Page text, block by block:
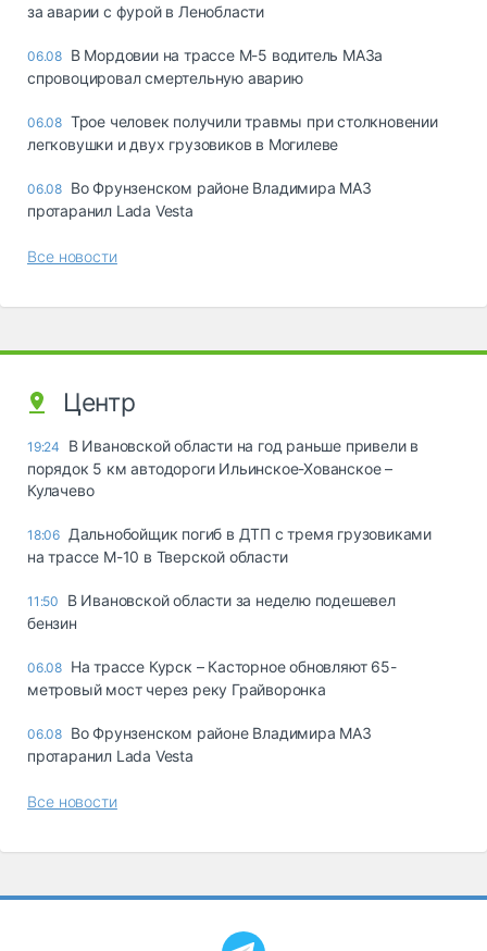
за аварии с фурой в Ленобласти
06.08 В Мордовии на трассе М-5 водитель МАЗа
спровоцировал смертельную аварию
06.08 Трое человек получили травмы при столкновении
легковушки и двух грузовиков в Могилеве
06.08 Во Фрунзенском районе Владимира МАЗ
протаранил Lada Vesta
Все новости
Центр
19:24
В Ивановской области на год раньше привели в
порядок 5 км автодороги Ильинское-Хованское –
Кулачево
18:06 Дальнобойщик погиб в ДТП с тремя грузовиками
на трассе М-10 в Тверской области
11:50
В Ивановской области за неделю подешевел
бензин
06.08 На трассе Курск – Касторное обновляют 65-
метровый мост через реку Грайворонка
06.08 Во Фрунзенском районе Владимира МАЗ
протаранил Lada Vesta
Все новости